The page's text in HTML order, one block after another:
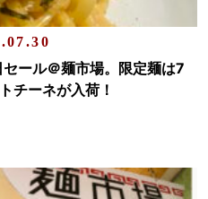
ール＠麺市場。限定麺は7
チーネが入荷！